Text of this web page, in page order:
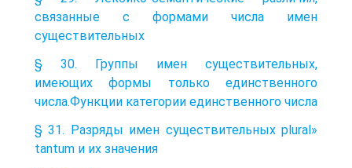
связанные с формами числа имен
существительных
§ 30. Группы имен существительных,
имеющих формы только единственного
числа.Функции категории единственного числа
§ 31. Разряды имен существительных plural»
tantum и их значения